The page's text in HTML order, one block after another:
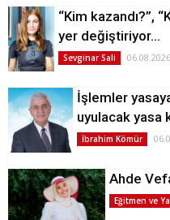
“Kim kazandı?”,
yer değiştiriyor…
Sevginar Sali 06.08.2026
İşlemler
uyulacak yasa
İbrahim Kömür
Ahde
Eğitmen ve